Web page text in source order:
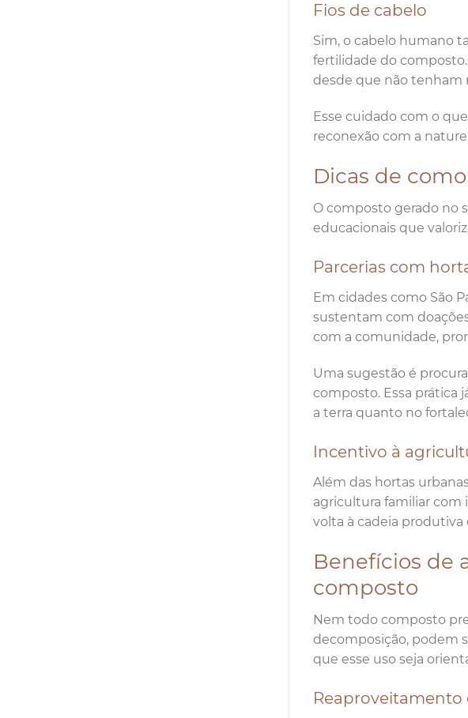
Fios de cabelo
Sim, o cabelo humano
fertilidade do composto.
desde que não tenham
Esse cuidado com o
reconexão com a
Dicas de
O composto gerado no
educacionais que
Parcerias com
Em cidades como São
sustentam com
com a comunidade,
Uma sugestão é
composto. Essa prática
a terra quanto no
Incentivo à
Além das hortas
agricultura familiar com
volta à cadeia
Benefícios de
composto
Nem todo composto
decomposição, podem
que esse uso seja
Reaproveitamento